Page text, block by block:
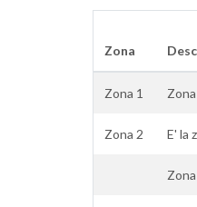
Zona
Zona 1
Zona 2 E' la